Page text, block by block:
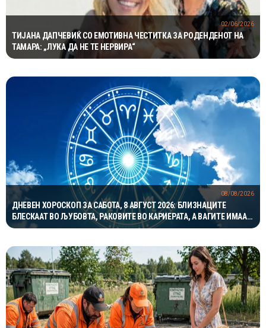
ТИЈАНА ДАПЧЕВИЌ СО ЕМОТИВНА ЧЕСТИТКА ЗА РОДЕНДЕНОТ НА
ТАМАРА: „ЛУКА ДА НЕ ТЕ НЕРВИРА“
02/06/2026
ДНЕВЕН ХОРОСКОП ЗА САБОТА, 8 АВГУСТ 2026: БЛИЗНАЦИТЕ
БЛЕСКААТ ВО ЉУБОВТА, РАКОВИТЕ ВО КАРИЕРАТА, А ВАГИТЕ ИМААТ
ОДЛИЧЕН ДЕН ЗА ХАРМОНИЈА
08/08/2026